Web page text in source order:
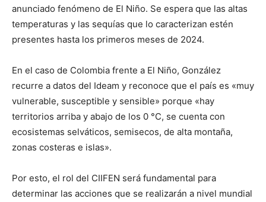
anunciado fenómeno de El Niño. Se espera que las altas
temperaturas y las sequías que lo caracterizan estén
presentes hasta los primeros meses de 2024.
En el caso de Colombia frente a El Niño, González
recurre a datos del Ideam y reconoce que el país es «muy
vulnerable, susceptible y sensible» porque «hay
territorios arriba y abajo de los 0 °C, se cuenta con
ecosistemas selváticos, semisecos, de alta montaña,
zonas costeras e islas».
Por esto, el rol del CIIFEN será fundamental para
determinar las acciones que se realizarán a nivel mundial